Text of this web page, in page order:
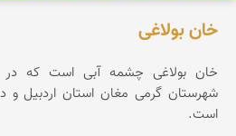
خان بولاغی
خان بولاغی چشمه آبی است که
شهرستان گرمی مغان استان اردبیل و
است.